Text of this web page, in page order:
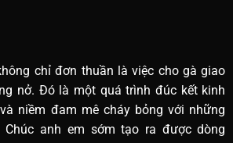
chỉ đơn thuần là việc cho gà giao
nở. Đó là một quá trình đúc kết kinh
niềm đam mê cháy bỏng với những
anh em sớm tạo ra được dòng